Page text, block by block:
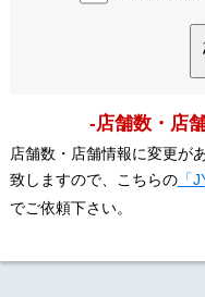
-店舗数・店
店舗数・店舗情報に変更が
致しますので、こちらの「
でご依頼下さい。